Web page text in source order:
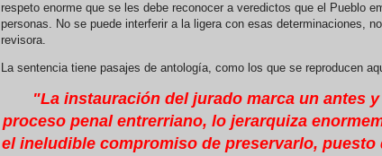
respeto enorme que se les debe reconocer a veredictos que el Pueblo
personas. No se puede interferir a la ligera con esas determinaciones,
revisora.
La sentencia tiene pasajes de antología, como los que se reproducen
"La instauración del jurado marca un antes
proceso penal entrerriano, lo jerarquiza
el ineludible compromiso de preservarlo, puesto